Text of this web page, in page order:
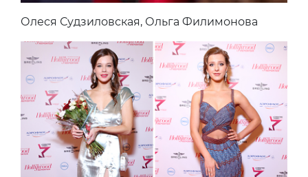
Олеся Судзиловская, Ольга Филимонова